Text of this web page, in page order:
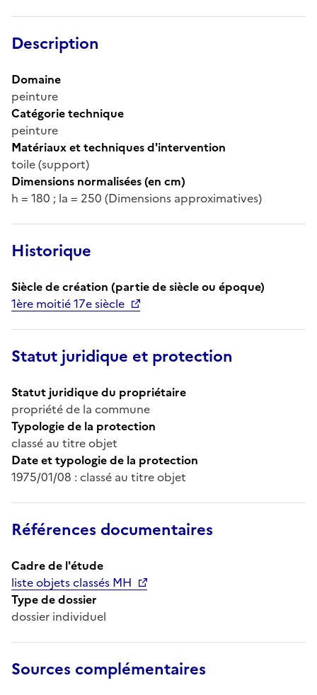
Description
Domaine
peinture
Catégorie technique
peinture
Matériaux et techniques d'intervention
toile (support)
Dimensions normalisées (en cm)
h = 180 ; la = 250 (Dimensions approximatives)
Historique
Siècle de création (partie de siècle ou époque)
1ère moitié 17e siècle
Statut juridique et protection
Statut juridique du propriétaire
propriété de la commune
Typologie de la protection
classé au titre objet
Date et typologie de la protection
1975/01/08 : classé au titre objet
Références documentaires
Cadre de l'étude
liste objets classés MH
Type de dossier
dossier individuel
Sources complémentaires